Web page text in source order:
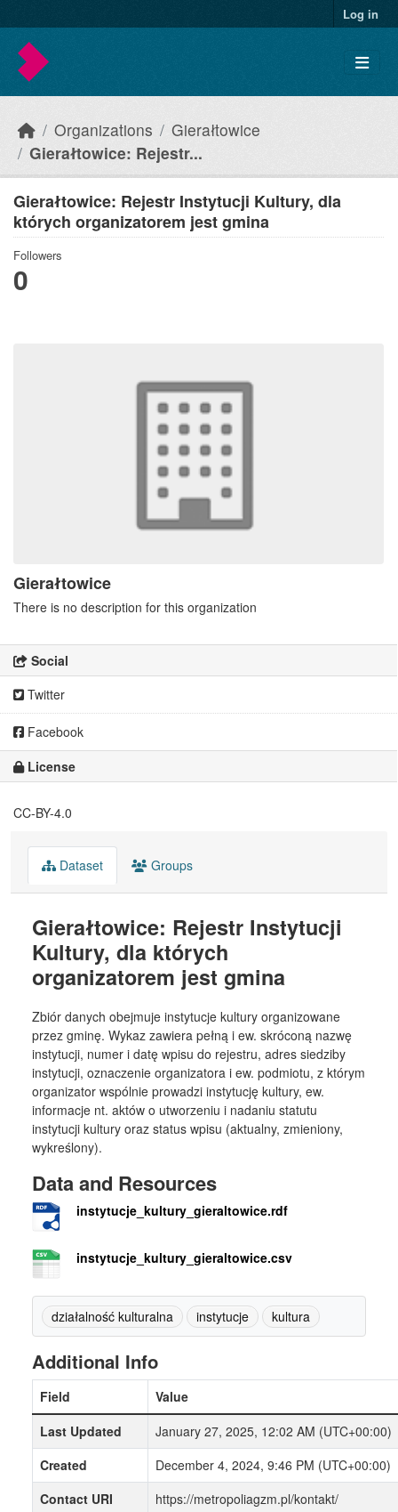
Log in
Organizations
Gierałtowice
Gierałtowice: Rejestr...
Gierałtowice: Rejestr Instytucji Kultury, dla
których organizatorem jest gmina
Followers
0
Gierałtowice
There is no description for this organization
Social
Twitter
Facebook
License
CC-BY-4.0
Dataset Groups
Gierałtowice: Rejestr Instytucji
Kultury, dla których
organizatorem jest gmina
Zbiór danych obejmuje instytucje kultury organizowane
przez gminę. Wykaz zawiera pełną i ew. skróconą nazwę
instytucji, numer i datę wpisu do rejestru, adres siedziby
instytucji, oznaczenie organizatora i ew. podmiotu, z którym
organizator wspólnie prowadzi instytucję kultury, ew.
informacje nt. aktów o utworzeniu i nadaniu statutu
instytucji kultury oraz status wpisu (aktualny, zmieniony,
wykreślony).
Data and Resources
instytucje_kultury_gieraltowice.rdf
instytucje_kultury_gieraltowice.csv
działalność kulturalna instytucje kultura
Additional Info
Field
Value
Last Updated
January 27, 2025, 12:02 AM (UTC+00:00)
Created
December 4, 2024, 9:46 PM (UTC+00:00)
Contact URI
https://metropoliagzm.pl/kontakt/